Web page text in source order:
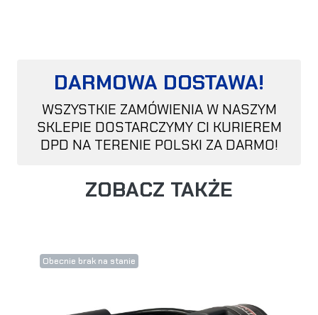
DARMOWA DOSTAWA!
WSZYSTKIE ZAMÓWIENIA W NASZYM
SKLEPIE DOSTARCZYMY CI KURIEREM
DPD NA TERENIE POLSKI ZA DARMO!
ZOBACZ TAKŻE
Obecnie brak na stanie